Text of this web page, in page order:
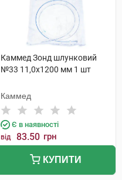
Каммед Зонд шлунковий
№33 11,0х1200 мм 1 шт
Каммед
Є в наявності
від 83.50 грн
КУПИТИ